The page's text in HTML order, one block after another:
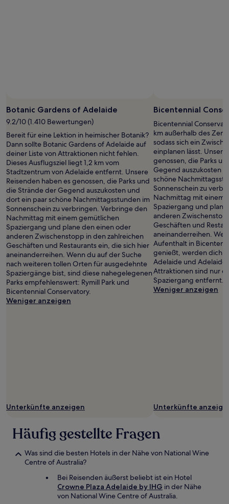
Botanic Gardens of Adelaide
9.2/10 (1.410 Bewertungen)
Bereit für eine Lektion in heimischer Botanik?
Dann sollte Botanic Gardens of Adelaide auf
deiner Liste von Attraktionen nicht fehlen.
Dieses Ausflugsziel liegt 1,2 km vom
Stadtzentrum von Adelaide entfernt. Unsere
Reisenden haben es genossen, die Parks und
die Strände der Gegend auszukosten und
dort ein paar schöne Nachmittagsstunden im
Sonnenschein zu verbringen. Verbringe den
Nachmittag mit einem gemütlichen
Spaziergang und plane den einen oder
anderen Zwischenstopp in den zahlreichen
Geschäften und Restaurants ein, die sich hier
aneinanderreihen. Wenn du auf der Suche
nach weiteren tollen Orten für ausgedehnte
Spaziergänge bist, sind diese nahegelegenen
Parks empfehlenswert: Rymill Park und
Bicentennial Conservatory.
Weniger anzeigen
Unterkünfte anzeigen
Bicentennial
Bicentennial
km außerhalb des
sodass sich ein
einplanen lässt.
genossen, die Parks
Gegend auszukosten
schöne
Sonnenschein zu
Nachmittag mit einem
Spaziergang und
anderen
Geschäften und
aneinanderreihen.
Aufenthalt in
genießt, werden dich
Adelaide und
Attraktionen sind nur
Spaziergang entfernt.
Weniger anzeigen
Unterkünfte
Häufig gestellte Fragen
Was sind die besten Hotels in der Nähe von National Wine
Centre of Australia?
Bei Reisenden äußerst beliebt ist ein Hotel
Crowne Plaza Adelaide by IHG in der Nähe
von National Wine Centre of Australia.